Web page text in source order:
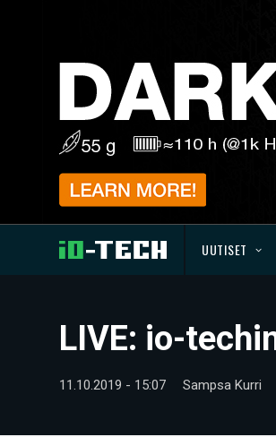
UUTISET
LIVE: io-
11.10.2019 - 15:07 Sampsa Kurri